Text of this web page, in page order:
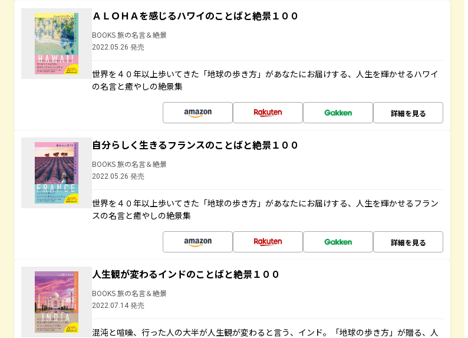
ＡＬＯＨＡを感じるハワイのことばと絶景１００
BOOKS 旅の名言＆絶景
2022.05.26 発売
世界を４０年以上歩いてきた「地球の歩き方」があなたにお届けする、人生を輝かせるハワイ
の名言と癒やしの絶景集
詳細を見る
自分らしく生きるフランスのことばと絶景１００
BOOKS 旅の名言＆絶景
2022.05.26 発売
世界を４０年以上歩いてきた「地球の歩き方」があなたにお届けする、人生を輝かせるフラン
スの名言と癒やしの絶景集
詳細を見る
人生観が変わるインドのことばと絶景１００
BOOKS 旅の名言＆絶景
2022.07.14 発売
混沌と喧噪、行った人の大半が人生観が変わると言う、インド。「地球の歩き方」が贈る、人